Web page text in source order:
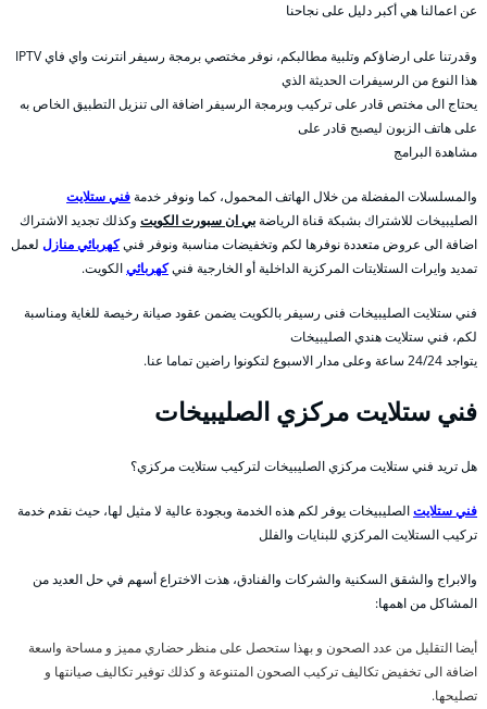
عن اعمالنا هي أكبر دليل على نجاحنا
وقدرتنا على ارضاؤكم وتلبية مطالبكم، نوفر مختصي برمجة رسيفر انترنت واي فاي IPTV
هذا النوع من الرسيفرات الحديثة الذي
يحتاج الى مختص قادر على تركيب وبرمجة الرسيفر اضافة الى تنزيل التطبيق الخاص به
على هاتف الزبون ليصبح قادر على
مشاهدة البرامج
والمسلسلات المفضلة من خلال الهاتف المحمول، كما ونوفر خدمةفني ستلايت
الصليبيخات للاشتراك بشبكة قناة الرياضةبي ان سبورت الكويت وكذلك تجديد الاشتراك
اضافة الى عروض متعددة نوفرها لكم وتخفيضات مناسبة ونوفر فنيكهربائي منازل لعمل
تمديد وايرات الستلايتات المركزية الداخلية أو الخارجية فنيكهربائيالكويت.
فني ستلايت الصليبيخات فنى رسيفر بالكويت يضمن عقود صيانة رخيصة للغاية ومناسبة
لكم، فني ستلايت هندي الصليبيخات
يتواجد 24/24 ساعة وعلى مدار الاسبوع لتكونوا راضين تماما عنا.
فني ستلايت مركزي الصليبيخات
هل تريد فني ستلايت مركزي الصليبيخات لتركيب ستلايت مركزي؟
فني ستلايتالصليبيخات يوفر لكم هذه الخدمة وبجودة عالية لا مثيل لها، حيث نقدم خدمة
تركيب الستلايت المركزي للبنايات والفلل
والابراج والشقق السكنية والشركات والفنادق، هذت الاختراع أسهم في حل العديد من
المشاكل من اهمها:
أيضا التقليل من عدد الصحون و بهذا ستحصل على منظر حضاري مميز و مساحة واسعة
اضافة الى تخفيض تكاليف تركيب الصحون المتنوعة و كذلك توفير تكاليف صيانتها و
تصليحها.